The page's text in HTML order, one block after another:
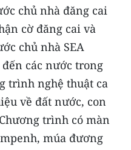
chủ nhà đăng cai
cờ đăng cai và
chủ nhà SEA
các nước trong
trình nghệ thuật ca
về đất nước, con
trình có màn
múa đương